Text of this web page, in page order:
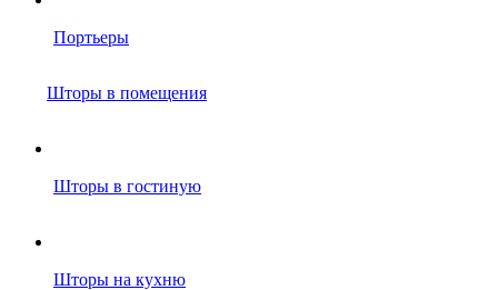
Портьеры
Шторы в помещения
Шторы в гостиную
Шторы на кухню